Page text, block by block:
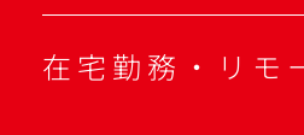
在宅勤務・リモ